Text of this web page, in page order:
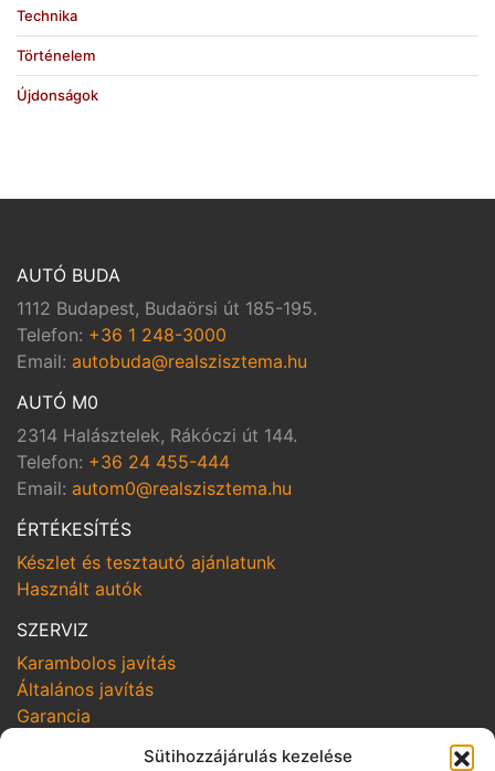
Sütihozzájárulás kezelése
Technika
Történelem
Újdonságok
AUTÓ BUDA
1112 Budapest, Budaörsi út 185-195.
Telefon: +36 1 248-3000
Email: autobuda@realszisztema.hu
AUTÓ M0
2314 Halásztelek, Rákóczi út 144.
Telefon: +36 24 455-444
Email: autom0@realszisztema.hu
ÉRTÉKESÍTÉS
Készlet és tesztautó ajánlatunk
Használt autók
SZERVIZ
Karambolos javítás
Általános javítás
Garancia
SZOLGÁLTATÁSOK